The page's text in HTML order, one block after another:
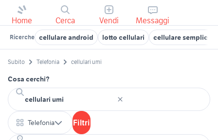
Home Cerca Vendi Messaggi
Ricerche cellulare android lotto cellulari cellulare semplice
Subito Telefonia cellulari umi
Cosa cerchi?
Telefonia Filtri